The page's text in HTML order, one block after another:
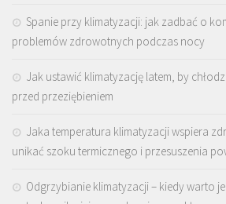
Spanie przy klimatyzacji: jak zadbać o
problemów zdrowotnych podczas nocy
Jak ustawić klimatyzację latem, by
przed przeziębieniem
Jaka temperatura klimatyzacji wspiera
unikać szoku termicznego i przesuszenia
Odgrzybianie klimatyzacji – kiedy warto